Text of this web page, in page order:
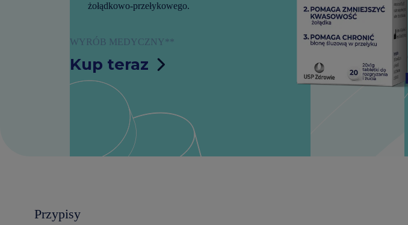
żołądkowo-przełykowego.
WYRÓB MEDYCZNY**
Kup teraz
Przypisy